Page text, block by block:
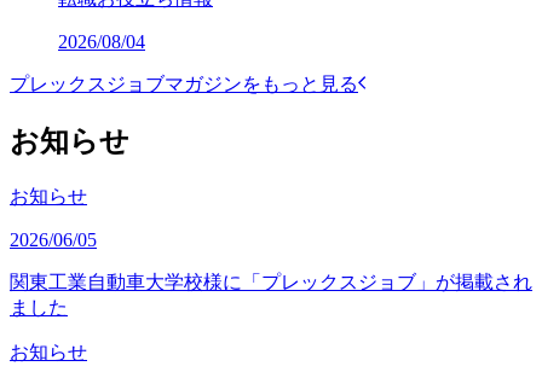
2026/08/04
プレックスジョブマガジンをもっと見る
お知らせ
お知らせ
2026/06/05
関東工業自動車大学校様に「プレックスジョブ」が掲載され
ました
お知らせ